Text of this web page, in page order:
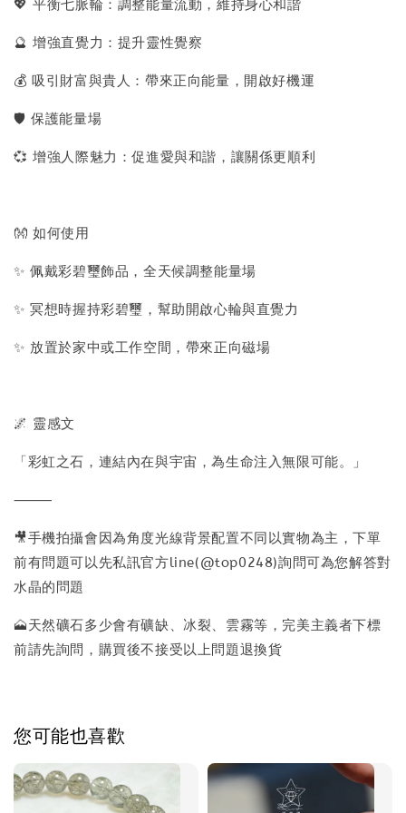
💖 平衡七脈輪：調整能量流動，維持身心和諧
🔮 增強直覺力：提升靈性覺察
💰 吸引財富與貴人：帶來正向能量，開啟好機運
🛡 保護能量場
💞 增強人際魅力：促進愛與和諧，讓關係更順利
👐 如何使用
✨ 佩戴彩碧璽飾品，全天候調整能量場
✨ 冥想時握持彩碧璽，幫助開啟心輪與直覺力
✨ 放置於家中或工作空間，帶來正向磁場
🌌 靈感文
「彩虹之石，連結內在與宇宙，為生命注入無限可能。」
⸻
🎥手機拍攝會因為角度光線背景配置不同以實物為主，下單
前有問題可以先私訊官方line(@top0248)詢問可為您解答對
水晶的問題
🗻天然礦石多少會有礦缺、冰裂、雲霧等，完美主義者下標
前請先詢問，購買後不接受以上問題退換貨
您可能也喜歡